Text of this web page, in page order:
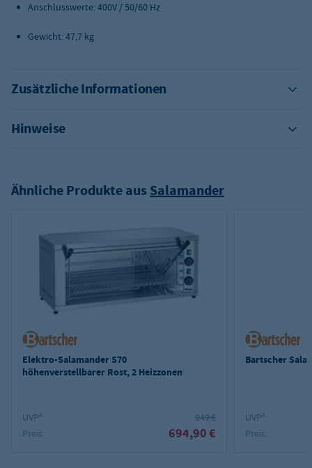
Anschlusswerte: 400V / 50/60 Hz
Gewicht: 47,7 kg
Zusätzliche Informationen
Hinweise
Ähnliche Produkte aus Salamander
Elektro-Salamander S70
höhenverstellbarer Rost, 2 Heizzonen
UVP²:
949 €
Preis:
694,90 €
Bartscher
UVP²:
Preis: